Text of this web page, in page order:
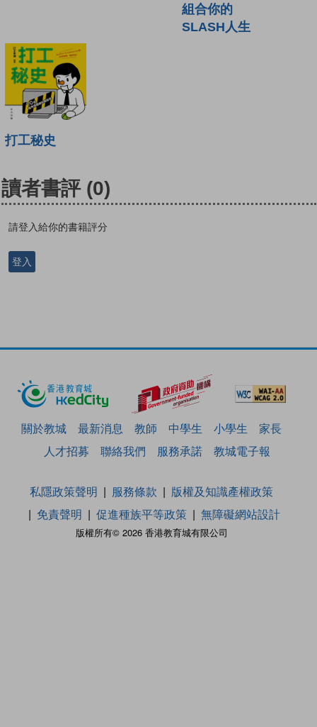
組合你的
SLASH人生
打工秘史
讀者書評 (0)
請登入給你的書籍評分
登入
關於教城 最新消息 教師 中學生 小學生
家長
人才招募
聯絡我們 服務承諾 教城電子報
版權所有© 2026 香港教育城有限公司
私隱政策聲明 服務條款
版權及知識產權政策
免責聲明
促進種族平等政策 無障礙網站設計